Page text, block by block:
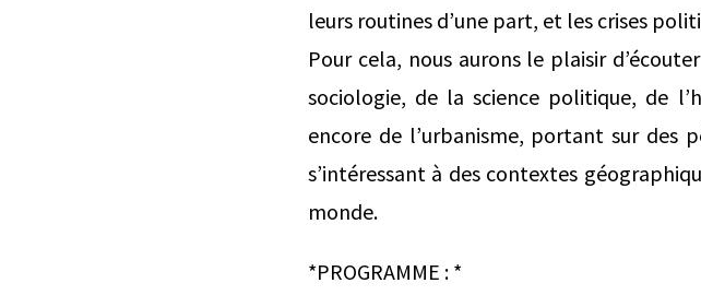
leurs routines d’une part, et les crises
Pour cela, nous aurons le plaisir
sociologie, de la science politique, de
encore de l’urbanisme, portant sur des
s’intéressant à des contextes
monde.
*PROGRAMME : *